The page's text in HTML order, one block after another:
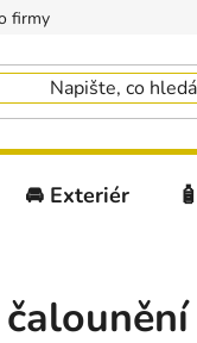
firmy
🚘 Exteriér